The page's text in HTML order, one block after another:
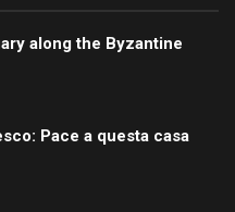
along the Byzantine
Pace a questa casa